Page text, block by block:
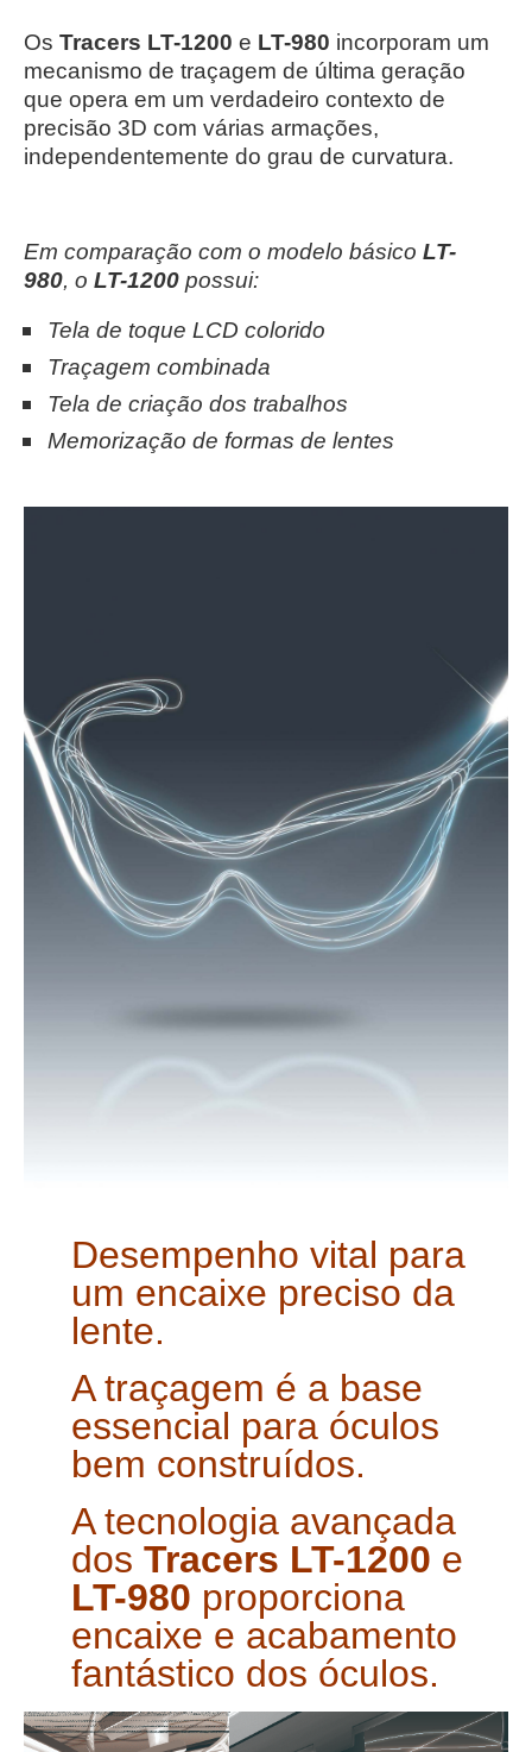
Os Tracers LT-1200 e LT-980 incorporam um
mecanismo de traçagem de última geração
que opera em um verdadeiro contexto de
precisão 3D com várias armações,
independentemente do grau de curvatura.
Em comparação com o modelo básico LT-
980, o LT-1200 possui:
Tela de toque LCD colorido
Traçagem combinada
Tela de criação dos trabalhos
Memorização de formas de lentes
Desempenho vital para
um encaixe preciso da
lente.
A traçagem é a base
essencial para óculos
bem construídos.
A tecnologia avançada
dos Tracers LT-1200 e
LT-980 proporciona
encaixe e acabamento
fantástico dos óculos.